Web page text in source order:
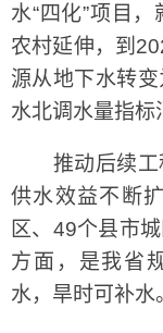
水“四化”项目
农村延伸，到
源从地下水转
水北调水量指标
推动后续工
供水效益不断
区、49个县市
方面，是我省
水，旱时可补水